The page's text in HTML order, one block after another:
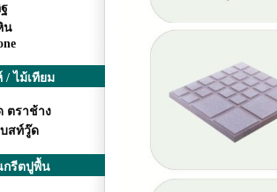
น
/ ไม้เทียม
ตราช้าง
บสท์วู๊ด
กรีตปูพื้น